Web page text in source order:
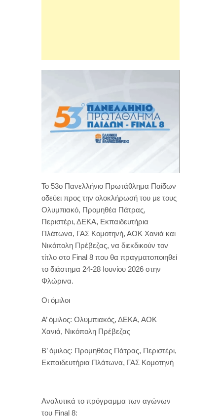
Το 53ο Πανελλήνιο Πρωτάθλημα Παίδων
οδεύει προς την ολοκλήρωσή του με τους
Ολυμπιακό, Προμηθέα Πάτρας,
Περιστέρι, ΔΕΚΑ, Εκπαιδευτήρια
Πλάτωνα, ΓΑΣ Κομοτηνή, ΑΟΚ Χανιά και
Νικόπολη Πρέβεζας, να διεκδικούν τον
τίτλο στο Final 8 που θα πραγματοποιηθεί
το διάστημα 24-28 Ιουνίου 2026 στην
Φλώρινα.
Οι όμιλοι
Α’ όμιλος: Ολυμπιακός, ΔΕΚΑ, ΑΟΚ
Χανιά, Νικόπολη Πρέβεζας
Β’ όμιλος: Προμηθέας Πάτρας, Περιστέρι,
Εκπαιδευτήρια Πλάτωνα, ΓΑΣ Κομοτηνή
Αναλυτικά το πρόγραμμα των αγώνων
του Final 8: